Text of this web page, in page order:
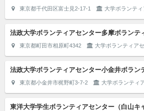
東京都千代田区富士見2-17-1 大学ボランテ
法政大学ボランティアセンター多摩ボランテ
東京都町田市相原町4342 大学ボランティア
法政大学ボランティアセンター小金井ボラン
東京都小金井市梶野町3-7-2 大学ボランティ
東洋大学学生ボランティアセンター（白山キ